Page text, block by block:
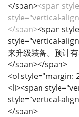
</span><span
style="vertical-
</span><span
style="vertical-
来升级装备。预计
</span></span>
<ol style="margin:
<li><span
style="vertical-
</span>